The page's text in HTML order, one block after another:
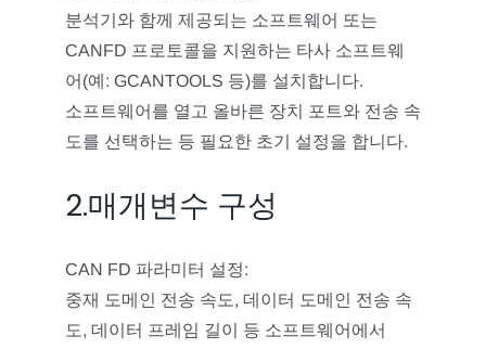
분석기와 함께 제공되는 소프트웨어 또는
CANFD 프로토콜을 지원하는 타사 소프트웨
어(예: GCANTOOLS 등)를 설치합니다.
소프트웨어를 열고 올바른 장치 포트와 전송 속
도를 선택하는 등 필요한 초기 설정을 합니다.
2.매개변수 구성
CAN FD 파라미터 설정:
중재 도메인 전송 속도, 데이터 도메인 전송 속
도, 데이터 프레임 길이 등 소프트웨어에서